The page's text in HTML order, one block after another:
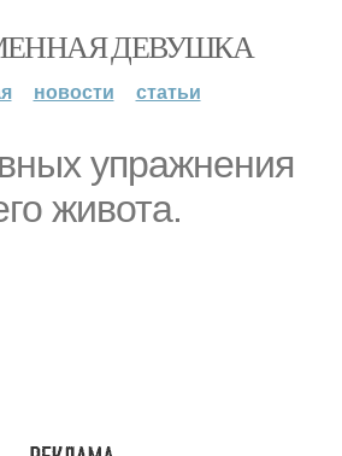
ДЕВУШКА
новости статьи
упражнения
живота.